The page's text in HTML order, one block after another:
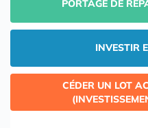
PORTAGE DE
INVESTIR
CÉDER UN LOT